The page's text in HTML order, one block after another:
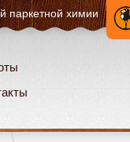
паркетной химии